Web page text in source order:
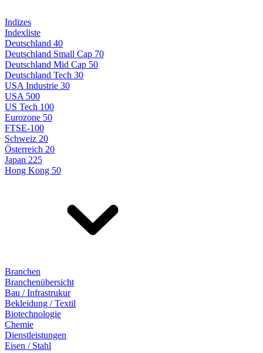
Indizes
Indexliste
Deutschland 40
Deutschland Small Cap 70
Deutschland Mid Cap 50
Deutschland Tech 30
USA Industrie 30
USA 500
US Tech 100
Eurozone 50
FTSE-100
Schweiz 20
Österreich 20
Japan 225
Hong Kong 50
Branchen
Branchenübersicht
Bau / Infrastrukur
Bekleidung / Textil
Biotechnologie
Chemie
Dienstleistungen
Eisen / Stahl